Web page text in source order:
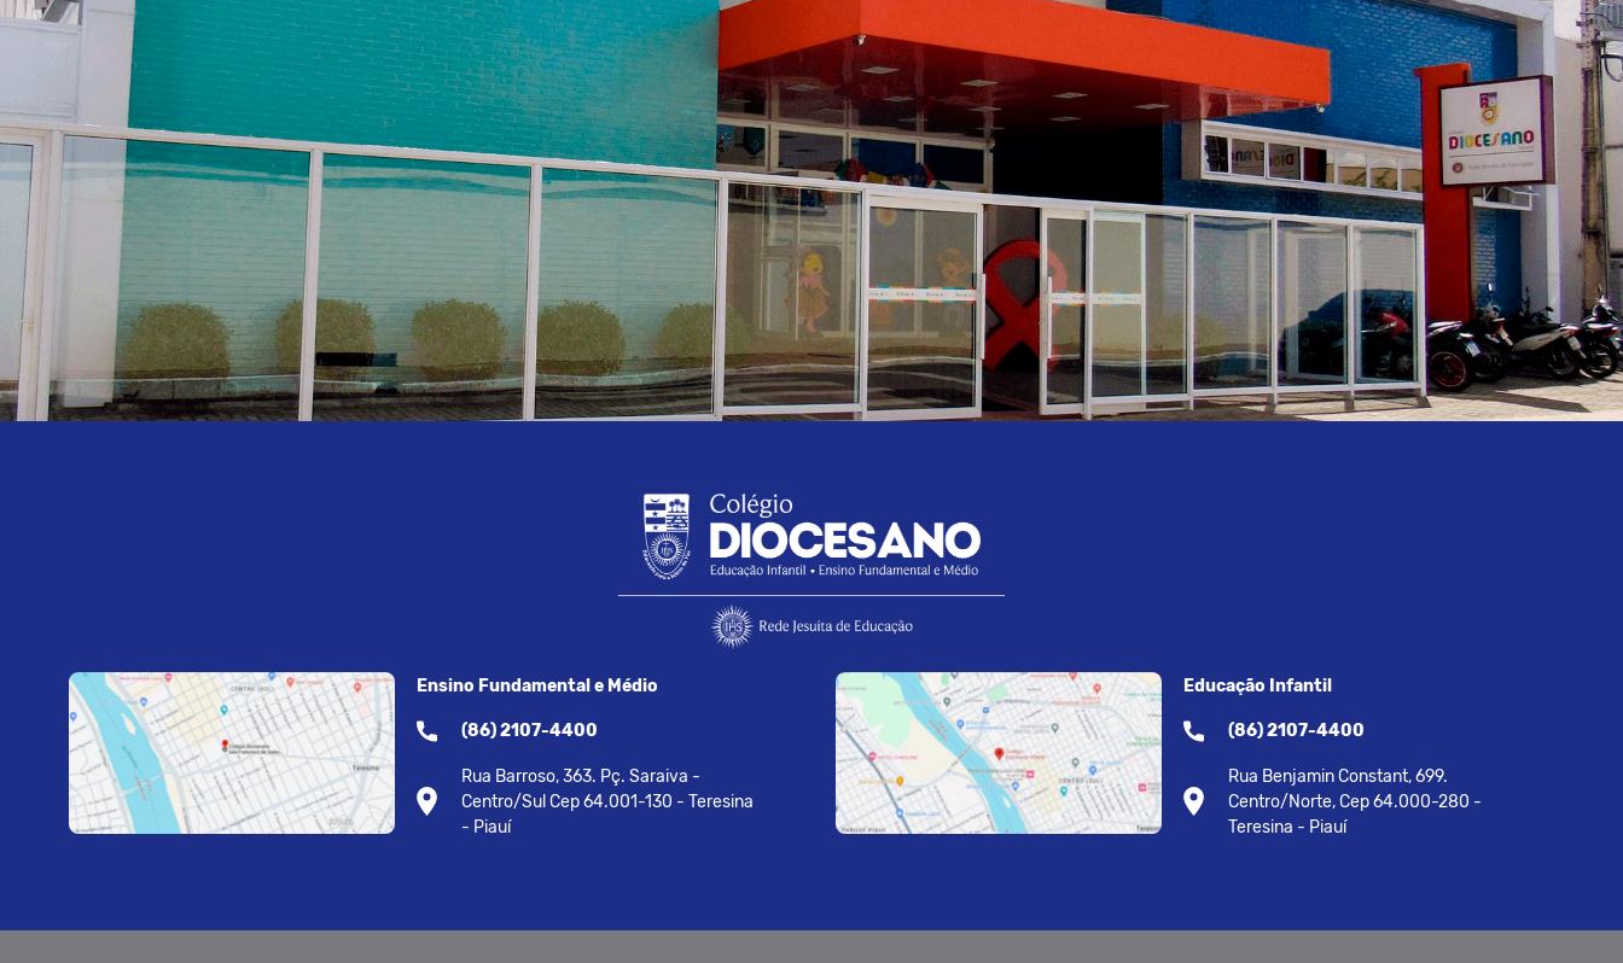
Ensino Fundamental e Médio
(86) 2107-4400
Rua Barroso, 363. Pç. Saraiva -
Centro/Sul Cep 64.001-130 - Teresina
- Piauí
Educação Infantil
(86) 2107-4400
Rua Benjamin Constant, 699.
Centro/Norte, Cep 64.000-280 -
Teresina - Piauí